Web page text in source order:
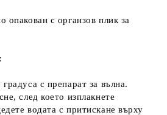
опакован с органзов плик за
с препарат за вълна.
след което изплакнете
водата с притискане върху